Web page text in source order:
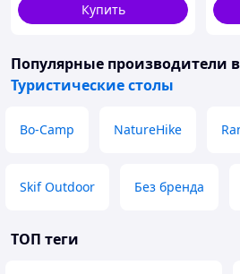
Купить
Популярные производители
Туристические столы
Bo-Camp NatureHike
Skif Outdoor Без бренда
ТОП теги